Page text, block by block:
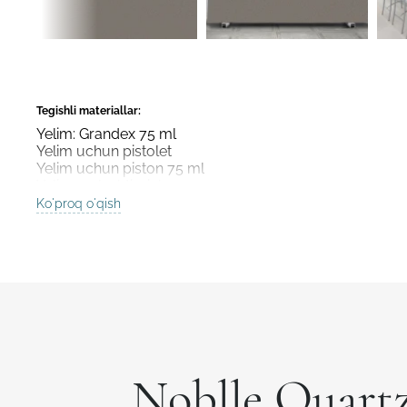
Tegishli materiallar:
Yelim: Grandex 75 ml
Yelim uchun pistolet
Yelim uchun piston 75 ml
Ko'proq o'qish